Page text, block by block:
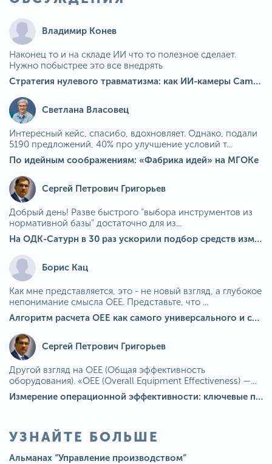
Владимир Конев
Наконец то и на складе ИИ что то полезное сделает.
Нужно побыстрее это все внедрять
Стратегия нулевого травматизма: как ИИ-камеры Camkord снижают риск наезда на пешехода при работе на погрузчике
Светлана Власовец
Интересный кейс, спасибо, вдохновляет. Однако, подали
5190 предложений, 40% про улучшение условий т...
По идейным соображениям: «Фабрика идей» на МГОКе
Сергей Петрович Григорьев
Добрый день! Разве быстрого "выбора инструментов из
нормативной базы" достаточно для из...
На ОДК-Сатурн в 30 раз ускорили подбор средств измерения для контроля качества продукции
Борис Кац
Как мне представляется, это - не новый взгляд, а глубокое
непонимание смысла OEE. Представьте, что ...
Алгоритм расчета ОЕЕ как самого универсального и современного показателя эффективности оборудования в мире
Сергей Петрович Григорьев
Другой взгляд на OEE (Общая эффективность
оборудования). «OEE (Overall Equipment Effectiveness) —...
Измерение операционной эффективности: ключевые показатели для непрерывного совершенствования
УЗНАЙТЕ БОЛЬШЕ
Альманах “Управление производством”